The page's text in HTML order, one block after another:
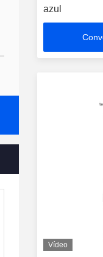
azul
Vídeo